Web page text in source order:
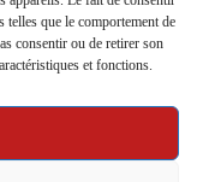
telles que le comportement de
consentir ou de retirer son
et fonctions.
de la Compétence
des Candidats à
Présidentielle